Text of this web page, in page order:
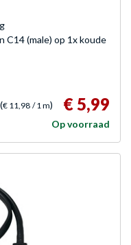
C14 (male) op 1x koude
(€ 11,98 / 1 m) € 5,99
Op voorraad